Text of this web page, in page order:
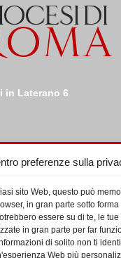
preferenze sulla
sito Web, questo può
in gran parte sotto
essere su di te, le
in gran parte per far
di solito non ti
Web più
in Laterano 6